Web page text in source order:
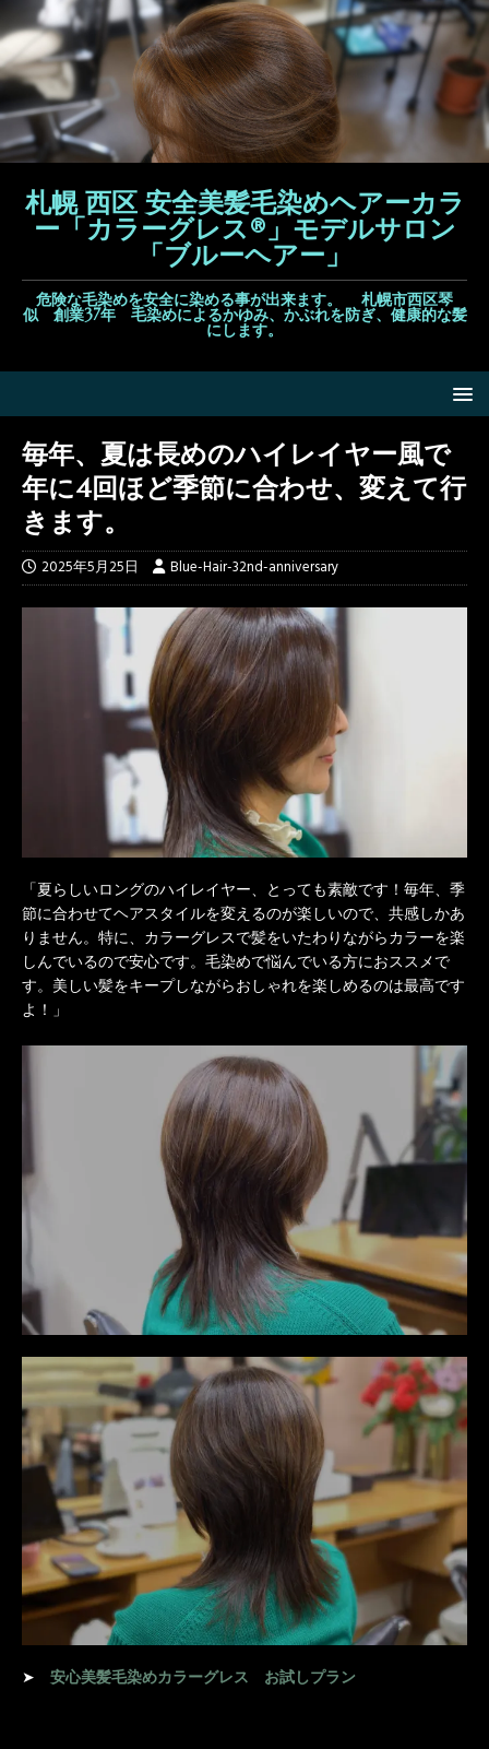
札幌 西区 安全美髪毛染めヘアーカラ
ー「カラーグレス®」モデルサロン
「ブルーヘアー」
危険な毛染めを安全に染める事が出来ます。 札幌市西区琴
似 創業37年 毛染めによるかゆみ、かぶれを防ぎ、健康的な髪
にします。
毎年、夏は長めのハイレイヤー風で
年に4回ほど季節に合わせ、変えて行
きます。
2025年5月25日 Blue-Hair-32nd-anniversary
「夏らしいロングのハイレイヤー、とっても素敵です！毎年、季
節に合わせてヘアスタイルを変えるのが楽しいので、共感しかあ
りません。特に、カラーグレスで髪をいたわりながらカラーを楽
しんでいるので安心です。毛染めで悩んでいる方におススメで
す。美しい髪をキープしながらおしゃれを楽しめるのは最高です
よ！」
➤ 安心美髪毛染めカラーグレス お試しプラン